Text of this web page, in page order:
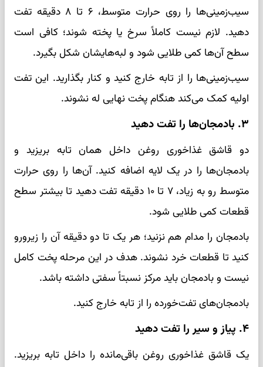
سیب‌زمینی‌ها را روی حرارت متوسط، ۶ تا ۸ دقیقه تفت
دهید. لازم نیست کاملاً سرخ یا پخته شوند؛ کافی است
سطح آن‌ها کمی طلایی شود و لبه‌هایشان شکل بگیرد.
سیب‌زمینی‌ها را از تابه خارج کنید و کنار بگذارید. این تفت
اولیه کمک می‌کند هنگام پخت نهایی له نشوند.
۳. بادمجان‌ها را تفت دهید
دو قاشق غذاخوری روغن داخل همان تابه بریزید و
بادمجان‌ها را در یک لایه اضافه کنید. آن‌ها را روی حرارت
متوسط رو به زیاد، ۷ تا ۱۰ دقیقه تفت دهید تا بیشتر سطح
قطعات کمی طلایی شود.
بادمجان را مدام هم نزنید؛ هر یک تا دو دقیقه آن را زیرورو
کنید تا قطعات خرد نشوند. هدف در این مرحله پخت کامل
نیست و بادمجان باید مرکز نسبتاً سفتی داشته باشد.
بادمجان‌های تفت‌خورده را از تابه خارج کنید.
۴. پیاز و سیر را تفت دهید
یک قاشق غذاخوری روغن باقی‌مانده را داخل تابه بریزید.